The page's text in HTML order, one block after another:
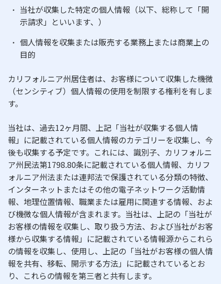
当社が収集した特定の個人情報（以下、総称して「開
示請求」といいます、）
個人情報を収集または販売する業務上または商業上の
目的
カリフォルニア州居住者は、お客様について収集した機微
（センシティブ）個人情報の使用を制限する権利を有しま
す。
当社は、過去12ヶ月間、上記「当社が収集する個人情
報」に記載されている個人情報のカテゴリーを収集し、今
後も収集する予定です。これには、識別子、カリフォルニ
ア州民法第1798.80条に記載されている個人情報、カリフ
ォルニア州法または連邦法で保護されている分類の特徴、
インターネットまたはその他の電子ネットワーク活動情
報、地理位置情報、職業または雇用に関連する情報、およ
び機微な個人情報が含まれます。当社は、上記の「当社が
お客様の情報を収集し、取り扱う方法、および当社がお客
様から収集する情報」に記載されている情報源からこれら
の情報を収集し、使用し、上記の「当社がお客様の個人情
報を共有、移転、開示する方法」に記載されているとお
り、これらの情報を第三者と共有します。